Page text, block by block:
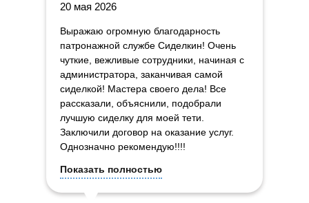
20 мая 2026
Выражаю огромную благодарность
патронажной службе Сиделкин! Очень
чуткие, вежливые сотрудники, начиная с
администратора, заканчивая самой
сиделкой! Мастера своего дела! Все
рассказали, объяснили, подобрали
лучшую сиделку для моей тети.
Заключили договор на оказание услуг.
Однозначно рекомендую!!!!
Показать полностью